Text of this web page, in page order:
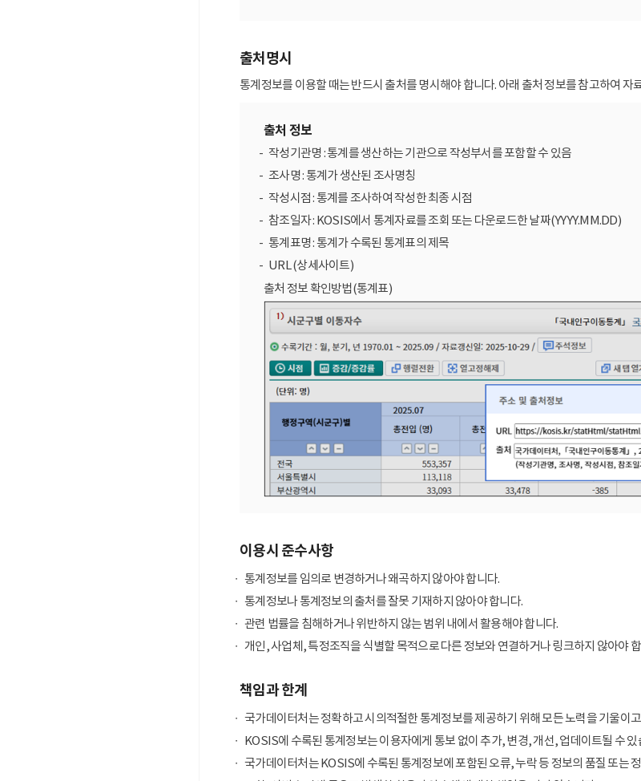
출처명시
통계정보를 이용할 때는 반드시 출처를 명시해야 합니다. 아래 출처 정보를 참고하여
출처 정보
작성기관명 : 통계를 생산하는 기관으로 작성부서를 포함할 수 있음
조사명 : 통계가 생산된 조사명칭
작성시점 : 통계를 조사하여 작성한 최종 시점
참조일자 : KOSIS에서 통계자료를 조회 또는 다운로드한 날짜(YYYY.MM.DD)
통계표명 : 통계가 수록된 통계표의 제목
URL (상세사이트)
출처 정보 확인방법(통계표)
이용시 준수사항
통계정보를 임의로 변경하거나 왜곡하지 않아야 합니다.
통계정보나 통계정보의 출처를 잘못 기재하지 않아야 합니다.
관련 법률을 침해하거나 위반하지 않는 범위 내에서 활용해야 합니다.
개인, 사업체, 특정조직을 식별할 목적으로 다른 정보와 연결하거나 링크하지 않아야
책임과 한계
국가데이터처는 정확하고 시의적절한 통계정보를 제공하기 위해 모든 노력을 기울이
KOSIS에 수록된 통계정보는 이용자에게 통보 없이 추가, 변경, 개선, 업데이트될 수 있
국가데이터처는 KOSIS에 수록된 통계정보에 포함된 오류, 누락 등 정보의 품질 또는